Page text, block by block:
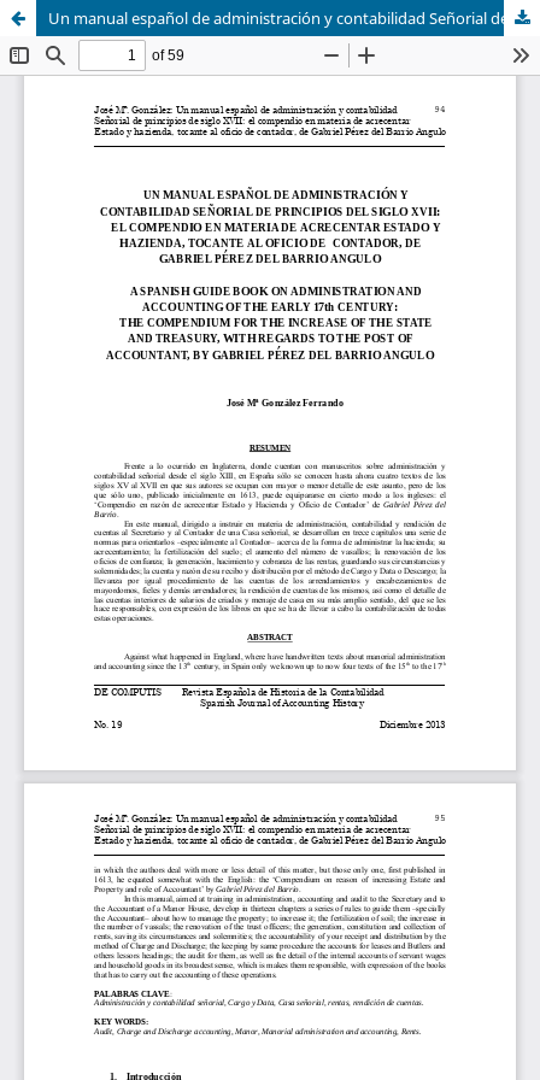
Un manual español de administración y contabilidad Señorial de principios de siglo XVII